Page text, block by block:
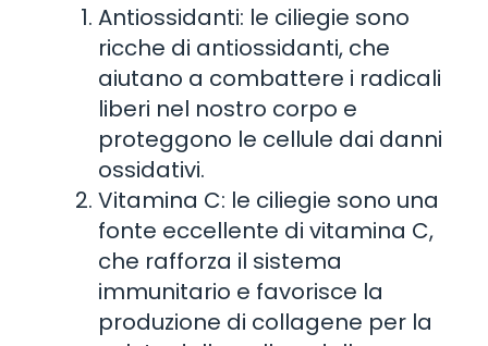
Antiossidanti: le ciliegie sono
ricche di antiossidanti, che
aiutano a combattere i radicali
liberi nel nostro corpo e
proteggono le cellule dai danni
ossidativi.
Vitamina C: le ciliegie sono una
fonte eccellente di vitamina C,
che rafforza il sistema
immunitario e favorisce la
produzione di collagene per la